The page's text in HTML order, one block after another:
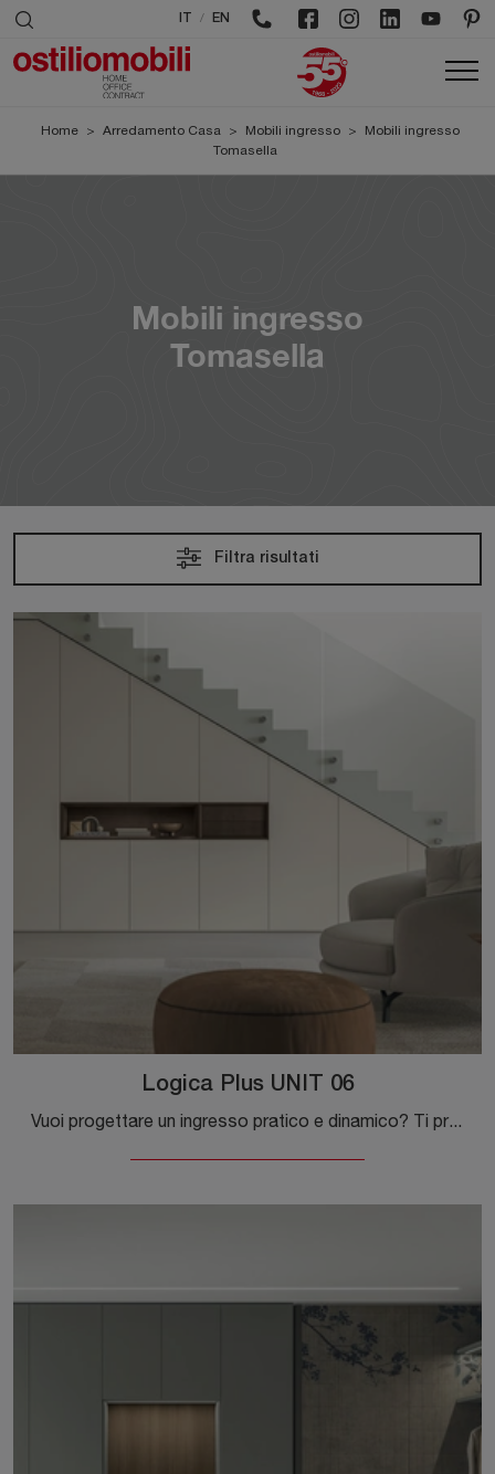
/ EN
Home > Arredamento Casa > Mobili ingresso >
Mobili ingresso
Tomasella
Mobili ingresso
Tomasella
Filtra risultati
Logica Plus UNIT 06
Vuoi progettare un ingresso pratico e dinamico? Ti presentiamo il mobile Logica Plus UNIT 06 di Tomasella in melaminico, pensato per spazi moderni.